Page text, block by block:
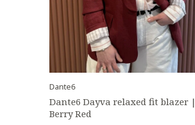
Dante6
Dante6 Dayva relaxed fit blazer |
Berry Red